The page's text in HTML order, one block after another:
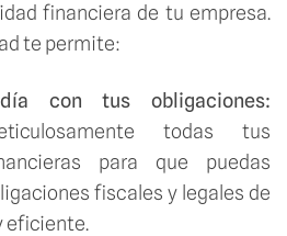
financiera de tu empresa.
te permite:
con tus obligaciones:
todas tus
para que puedas
fiscales y legales de
eficiente.